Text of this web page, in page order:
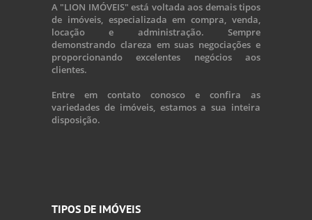
A "LION IMÓVEIS" está voltada aos demais tipos
de imóveis, especializada em compra, venda,
locação e administração. Sempre
demonstrando clareza em suas negociações e
proporcionando excelentes negócios aos
clientes.
Entre em contato conosco e confira as
variedades de imóveis, estamos a sua inteira
disposição.
TIPOS DE IMÓVEIS